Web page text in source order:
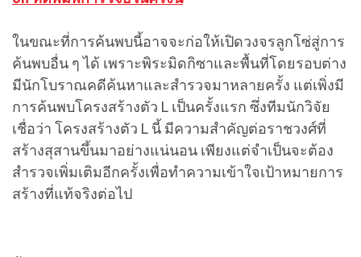
ในขณะที่การค้นพบนี้อาจจะก่อให้เปิดวงจรลูกโซ่สู่การ
ค้นพบอื่น ๆ ได้ เพราะพิระมิดกิซาและพื้นที่โดยรอบต่าง
มีนักโบราณคดีค้นหาและสำรวจมาหลายครั้ง แต่เพิ่งมี
การค้นพบโครงสร้างตัว L เป็นครั้งแรก ซึ่งทีมนักวิจัย
เชื่อว่า โครงสร้างตัว L นี้ มีความสำคัญต่อราชวงศ์ที่
สร้างสุสานขึ้นมาอย่างแน่นอน เพียงแต่จำเป็นจะต้อง
สำรวจเพิ่มเติมอีกครั้งเพื่อทำความเข้าใจเป้าหมายการ
สร้างที่แท้จริงต่อไป